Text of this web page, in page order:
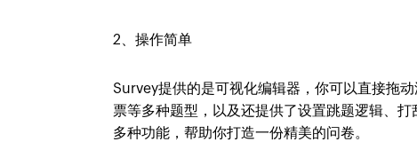
2、操作简单
Survey提供的是可视化编辑器，你可以直接拖
票等多种题型，以及还提供了设置跳题逻辑、
多种功能，帮助你打造一份精美的问卷。